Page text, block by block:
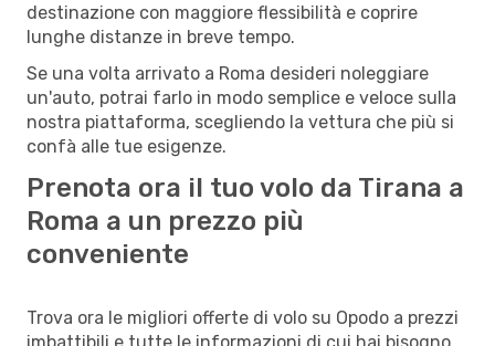
destinazione con maggiore flessibilità e coprire
lunghe distanze in breve tempo.
Se una volta arrivato a Roma desideri noleggiare
un'auto, potrai farlo in modo semplice e veloce sulla
nostra piattaforma, scegliendo la vettura che più si
confà alle tue esigenze.
Prenota ora il tuo volo da Tirana a
Roma a un prezzo più
conveniente
Trova ora le migliori offerte di volo su Opodo a prezzi